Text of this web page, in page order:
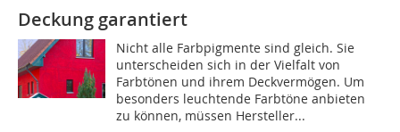
Deckung garantiert
Nicht alle Farbpigmente sind gleich. Sie
unterscheiden sich in der Vielfalt von
Farbtönen und ihrem Deckvermögen. Um
besonders leuchtende Farbtöne anbieten
zu können, müssen Hersteller...